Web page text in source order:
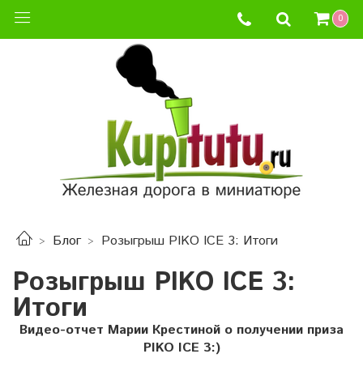
0
Блог Розыгрыш PIKO ICE 3: Итоги
Розыгрыш PIKO ICE 3:
Итоги
Видео-отчет Марии Крестиной о получении приза
PIKO ICE 3:)